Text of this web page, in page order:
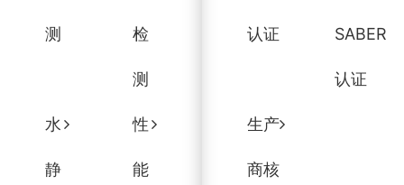
测 检
测
水
静
性
能
认证 SABER
认证
生产
商核